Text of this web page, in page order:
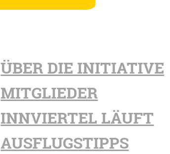
ÜBER DIE INITIATIVE
MITGLIEDER
INNVIERTEL LÄUFT
AUSFLUGSTIPPS